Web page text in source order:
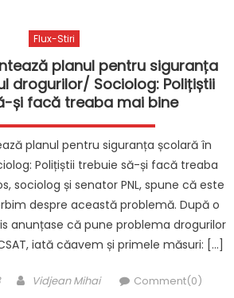
Flux-Stiri
planul pentru siguranța
drogurilor/ Sociolog: Polițiștii
și facă treaba mai bine
planul pentru siguranța școlară în
Polițiștii trebuie să-și facă treaba
sociolog și senator PNL, spune că este
despre această problemă. După o
anunțase că pune problema drogurilor
iată căavem și primele măsuri: […]
Author
Vidjean Mihai Comment(0)